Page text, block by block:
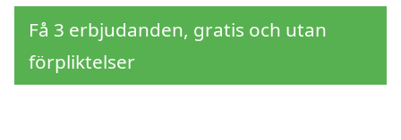
Få 3 erbjudanden, gratis och utan
förpliktelser